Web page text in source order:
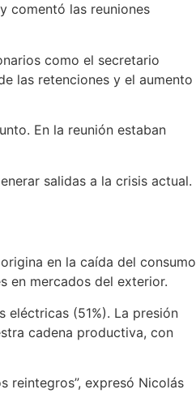
comentó las reuniones
como el secretario
las retenciones y el aumento
En la reunión estaban
salidas a la crisis actual.
en la caída del consumo
en mercados del exterior.
eléctricas (51%). La presión
cadena productiva, con
reintegros”, expresó Nicolás